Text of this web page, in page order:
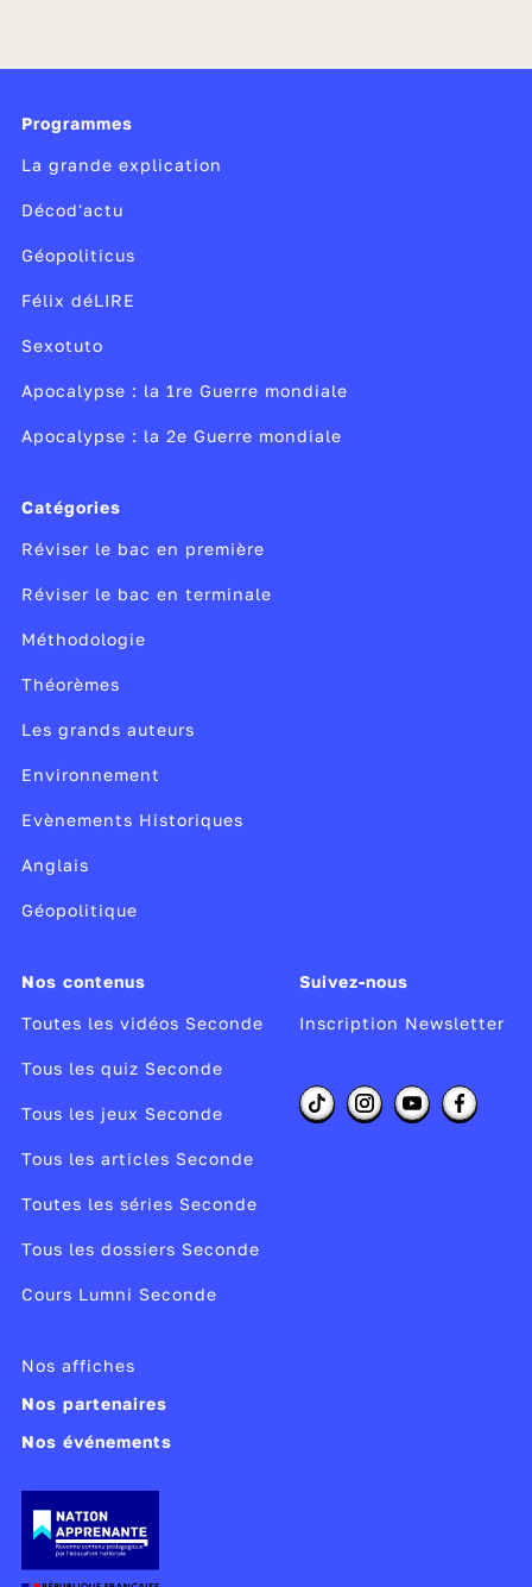
Programmes
La grande explication
Décod'actu
Géopoliticus
Félix déLIRE
Sexotuto
Apocalypse : la 1re Guerre mondiale
Apocalypse : la 2e Guerre mondiale
Catégories
Réviser le bac en première
Réviser le bac en terminale
Méthodologie
Théorèmes
Les grands auteurs
Environnement
Evènements Historiques
Anglais
Géopolitique
Nos contenus
Toutes les vidéos Seconde
Tous les quiz Seconde
Tous les jeux Seconde
Tous les articles Seconde
Toutes les séries Seconde
Tous les dossiers Seconde
Cours Lumni Seconde
Suivez-nous
Inscription Newsletter
Nos affiches
Nos partenaires
Nos événements